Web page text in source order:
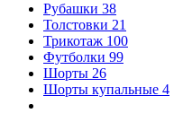
Рубашки 38
Толстовки 21
Трикотаж 100
Футболки 99
Шорты 26
Шорты купальные 4